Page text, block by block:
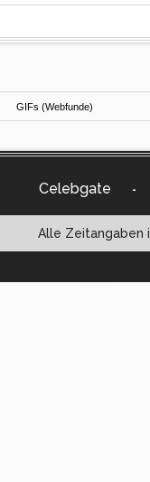
Celebgate -
Alle Zeitangaben